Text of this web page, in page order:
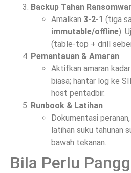
Backup Tahan
Amalkan 3-2-1 (tiga
immutable/offline).
(table-top + drill
Pemantauan & Amaran
Aktifkan amaran
biasa; hantar log ke
host pentadbir.
Runbook & Latihan
Dokumentasi
latihan suku tahunan
bawah tekanan.
Bila Perlu